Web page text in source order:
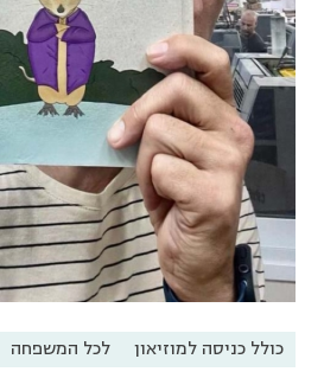
כולל כניסה למוזיאון לכל המשפחה